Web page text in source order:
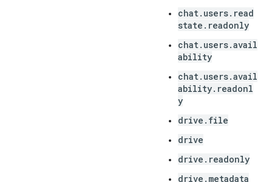
chat.users.read
state.readonly
chat.users.avail
ability
chat.users.avail
ability.readonl
y
drive.file
drive
drive.readonly
drive.metadata